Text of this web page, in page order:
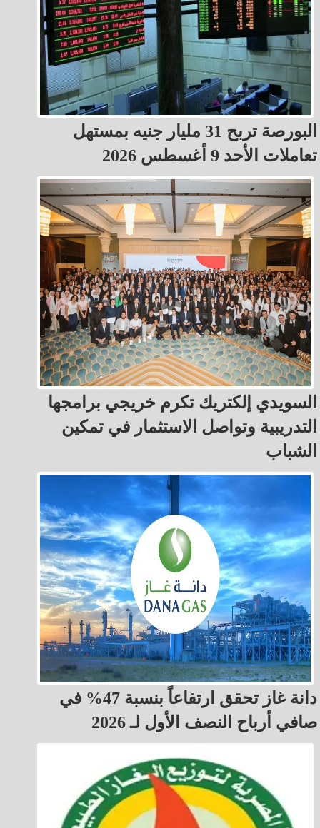
البورصة تربح 31 مليار جنيه بمستهل
تعاملات الأحد 9 أغسطس 2026
السويدي إلكتريك تكرم خريجي برامجها
التدريبية وتواصل الاستثمار في تمكين
الشباب
دانة غاز تحقق ارتفاعاً بنسبة 47% في
صافي أرباح النصف الأول لـ 2026